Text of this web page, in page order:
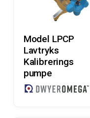
Læs Mere
Model LPCP
Lavtryks
Kalibrerings
pumpe